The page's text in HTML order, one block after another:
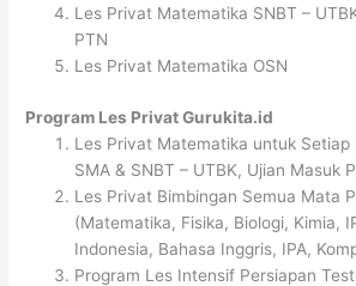
Les Privat Matematika SNBT –
PTN
Les Privat Matematika OSN
Program Les Privat Gurukita.id
Les Privat Matematika untuk Setiap
SMA & SNBT – UTBK, Ujian Masuk
Les Privat Bimbingan Semua Mata
(Matematika, Fisika, Biologi, Kimia,
Indonesia, Bahasa Inggris, IPA,
Program Les Intensif Persiapan